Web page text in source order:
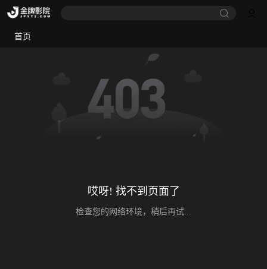
首页
哎呀! 找不到页面了
检查您的网络环境，稍后再试...